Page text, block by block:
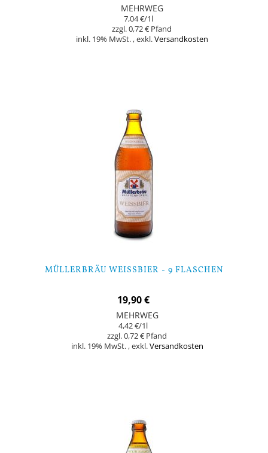
MEHRWEG
7,04 €/1l
0,72 €
inkl. 19% MwSt. ,exkl.Versandkosten
MÜLLERBRÄU WEISSBIER - 9 FLASCHEN
19,90 €
MEHRWEG
4,42 €/1l
0,72 €
inkl. 19% MwSt. ,exkl.Versandkosten